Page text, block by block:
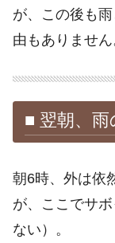
が、この後も
由もありません
■ 翌朝、
朝6時、外は依
が、ここでサ
ない）。